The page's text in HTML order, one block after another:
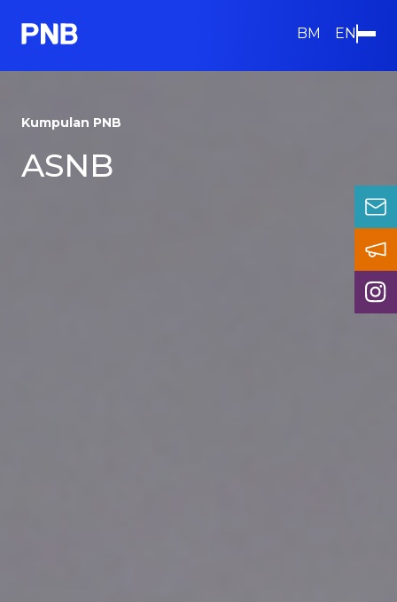
ke
kandungan
utama
EN
BM
Kumpulan PNB
ASNB